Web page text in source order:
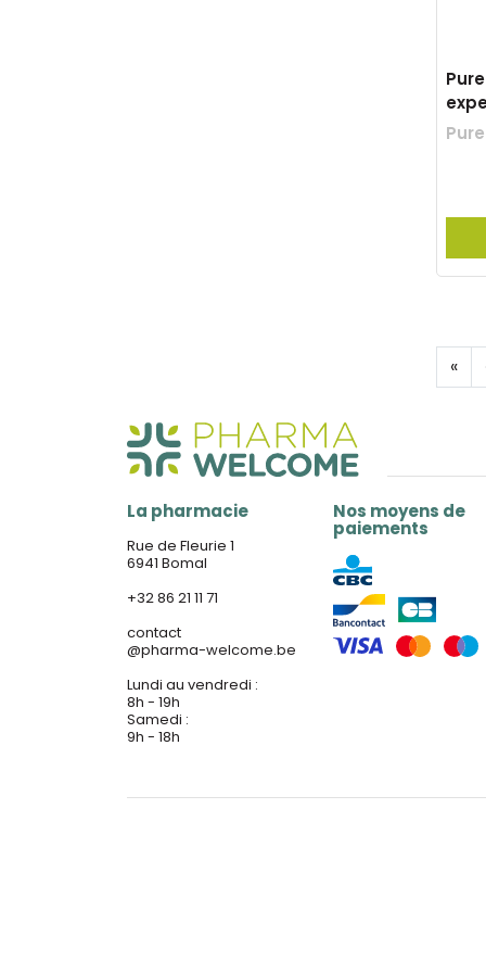
«
La pharmacie
Rue de Fleurie 1
6941 Bomal
+32 86 21 11 71
contact
@pharma-welcome.be
Lundi au vendredi :
8h - 19h
Samedi :
9h - 18h
Nos moyens de
paiements